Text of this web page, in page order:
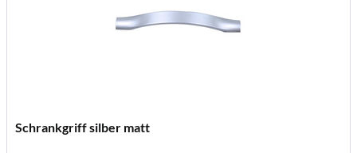
Schrankgriff silber matt